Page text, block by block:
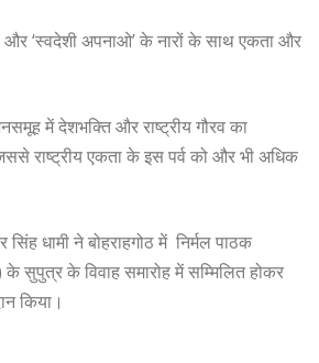
और ‘स्वदेशी अपनाओ’ के नारों के साथ एकता और
में देशभक्ति और राष्ट्रीय गौरव का
राष्ट्रीय एकता के इस पर्व को और भी अधिक
धामी ने बोहराहगोठ में निर्मल पाठक
सुपुत्र के विवाह समारोह में सम्मिलित होकर
किया।